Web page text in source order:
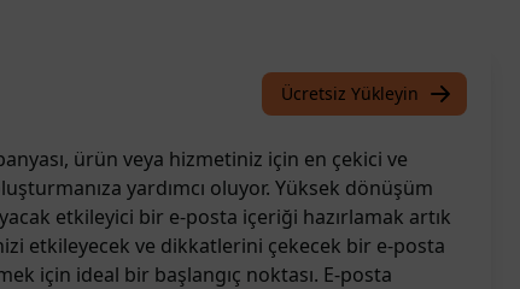
Ücretsiz Yükleyin
ürün veya hizmetiniz için en çekici ve
yardımcı oluyor. Yüksek dönüşüm
etkileyici bir e-posta içeriği hazırlamak artık
etkileyecek ve dikkatlerini çekecek bir e-posta
için ideal bir başlangıç noktası. E-posta